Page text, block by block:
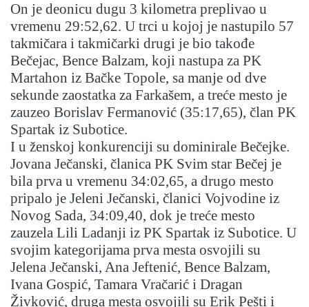
On je deonicu dugu 3 kilometra preplivao u
vremenu 29:52,62. U trci u kojoj je nastupilo 57
takmičara i takmičarki drugi je bio takođe
Bečejac, Bence Balzam, koji nastupa za PK
Martahon iz Bačke Topole, sa manje od dve
sekunde zaostatka za Farkašem, a treće mesto je
zauzeo Borislav Fermanović (35:17,65), član PK
Spartak iz Subotice.
I u ženskoj konkurenciji su dominirale Bečejke.
Jovana Ječanski, članica PK Svim star Bečej je
bila prva u vremenu 34:02,65, a drugo mesto
pripalo je Jeleni Ječanski, članici Vojvodine iz
Novog Sada, 34:09,40, dok je treće mesto
zauzela Lili Ladanji iz PK Spartak iz Subotice. U
svojim kategorijama prva mesta osvojili su
Jelena Ječanski, Ana Jeftenić, Bence Balzam,
Ivana Gospić, Tamara Vračarić i Dragan
Živković, druga mesta osvojili su Erik Pešti i